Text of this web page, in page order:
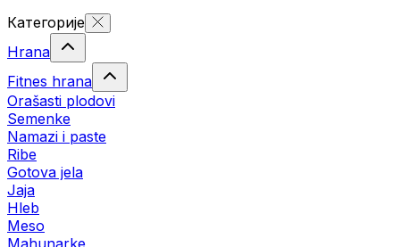
Категорије
Hrana
Fitnes hrana
Orašasti plodovi
Semenke
Namazi i paste
Ribe
Gotova jela
Јаја
Hleb
Meso